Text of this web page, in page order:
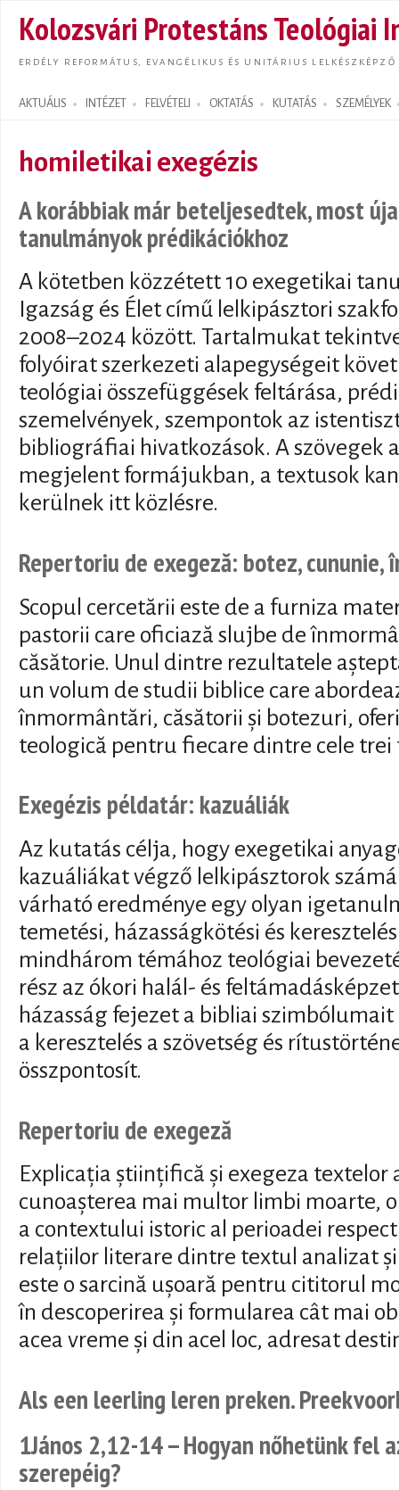
Kolozsvári Protestáns Teológiai
ERDÉLY REFORMÁTUS, EVANGÉLIKUS ÉS UNITÁRIUS LELKÉSZKÉPZŐ
AKTUÁLIS INTÉZET FELVÉTELI OKTATÁS KUTATÁS SZEMÉLYEK
Search form
homiletikai exegézis
A korábbiak már beteljesedtek, most
tanulmányok prédikációkhoz
A kötetben közzétett 10 exegetikai
Igazság és Élet című lelkipásztori
2008–2024 között. Tartalmukat
folyóirat szerkezeti alapegységeit
teológiai összefüggések feltárása,
szemelvények, szempontok az
bibliográfiai hivatkozások. A szövegek
megjelent formájukban, a textusok
kerülnek itt közlésre.
Repertoriu de exegeză: botez, cununie,
Scopul cercetării este de a furniza
pastorii care oficiază slujbe de
căsătorie. Unul dintre rezultatele
un volum de studii biblice care
înmormântări, căsătorii și botezuri,
teologică pentru fiecare dintre cele trei
Exegézis példatár: kazuáliák
Az kutatás célja, hogy exegetikai
kazuáliákat végző lelkipásztorok
várható eredménye egy olyan
temetési, házasságkötési és
mindhárom témához teológiai
rész az ókori halál- és
házasság fejezet a bibliai
a keresztelés a szövetség és
összpontosít.
Repertoriu de exegeză
Explicația științifică și exegeza textelor
cunoașterea mai multor limbi moarte,
a contextului istoric al perioadei
relațiilor literare dintre textul analizat
este o sarcină ușoară pentru cititorul
în descoperirea și formularea cât mai
acea vreme și din acel loc, adresat
Als een leerling leren preken.
1János 2,12-14 -- Hogyan nőhetünk fel
szerepéig?